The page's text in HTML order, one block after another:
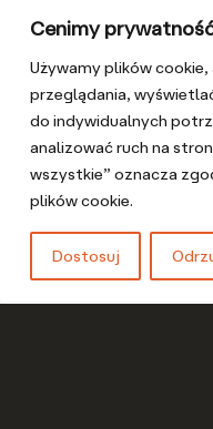
Cenimy
Używamy plików
przeglądania,
do indywidualnych
analizować ruch na
wszystkie” oznacza
plików cookie.
Dostosuj